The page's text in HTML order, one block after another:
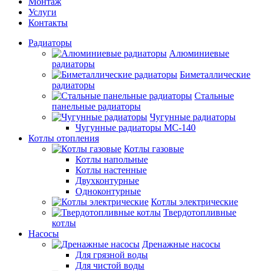
Услуги
Контакты
Радиаторы
Алюминиевые
радиаторы
Биметаллические
радиаторы
Стальные
панельные радиаторы
Чугунные радиаторы
Чугунные радиаторы МС-140
Котлы отопления
Котлы газовые
Котлы напольные
Котлы настенные
Двухконтурные
Одноконтурные
Котлы электрические
Твердотопливные
котлы
Насосы
Дренажные насосы
Для грязной воды
Для чистой воды